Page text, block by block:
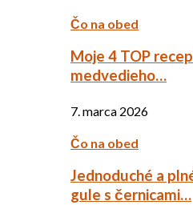
Čo na obed
Moje 4 TOP
medvedieho…
7. marca 2026
Čo na obed
Jednoduché a
gule s černicami…